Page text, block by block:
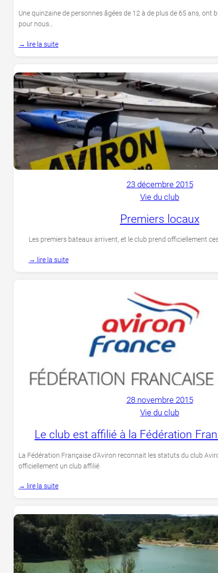
Une quinzaine de personnes âgées de 12 à de plus de 65 ans, ont
pour nous…
→ lire la suite
23 décembre 2015
Vie du club
Premiers locaux
Les premiers bateaux arrivent, et le club prend officiellement
→ lire la suite
28 novembre 2015
Vie du club
Le club est affilié à la Fédération
La Fédération Française d’Aviron reconnait les statuts du club
officiellement un club affilié.
→ lire la suite